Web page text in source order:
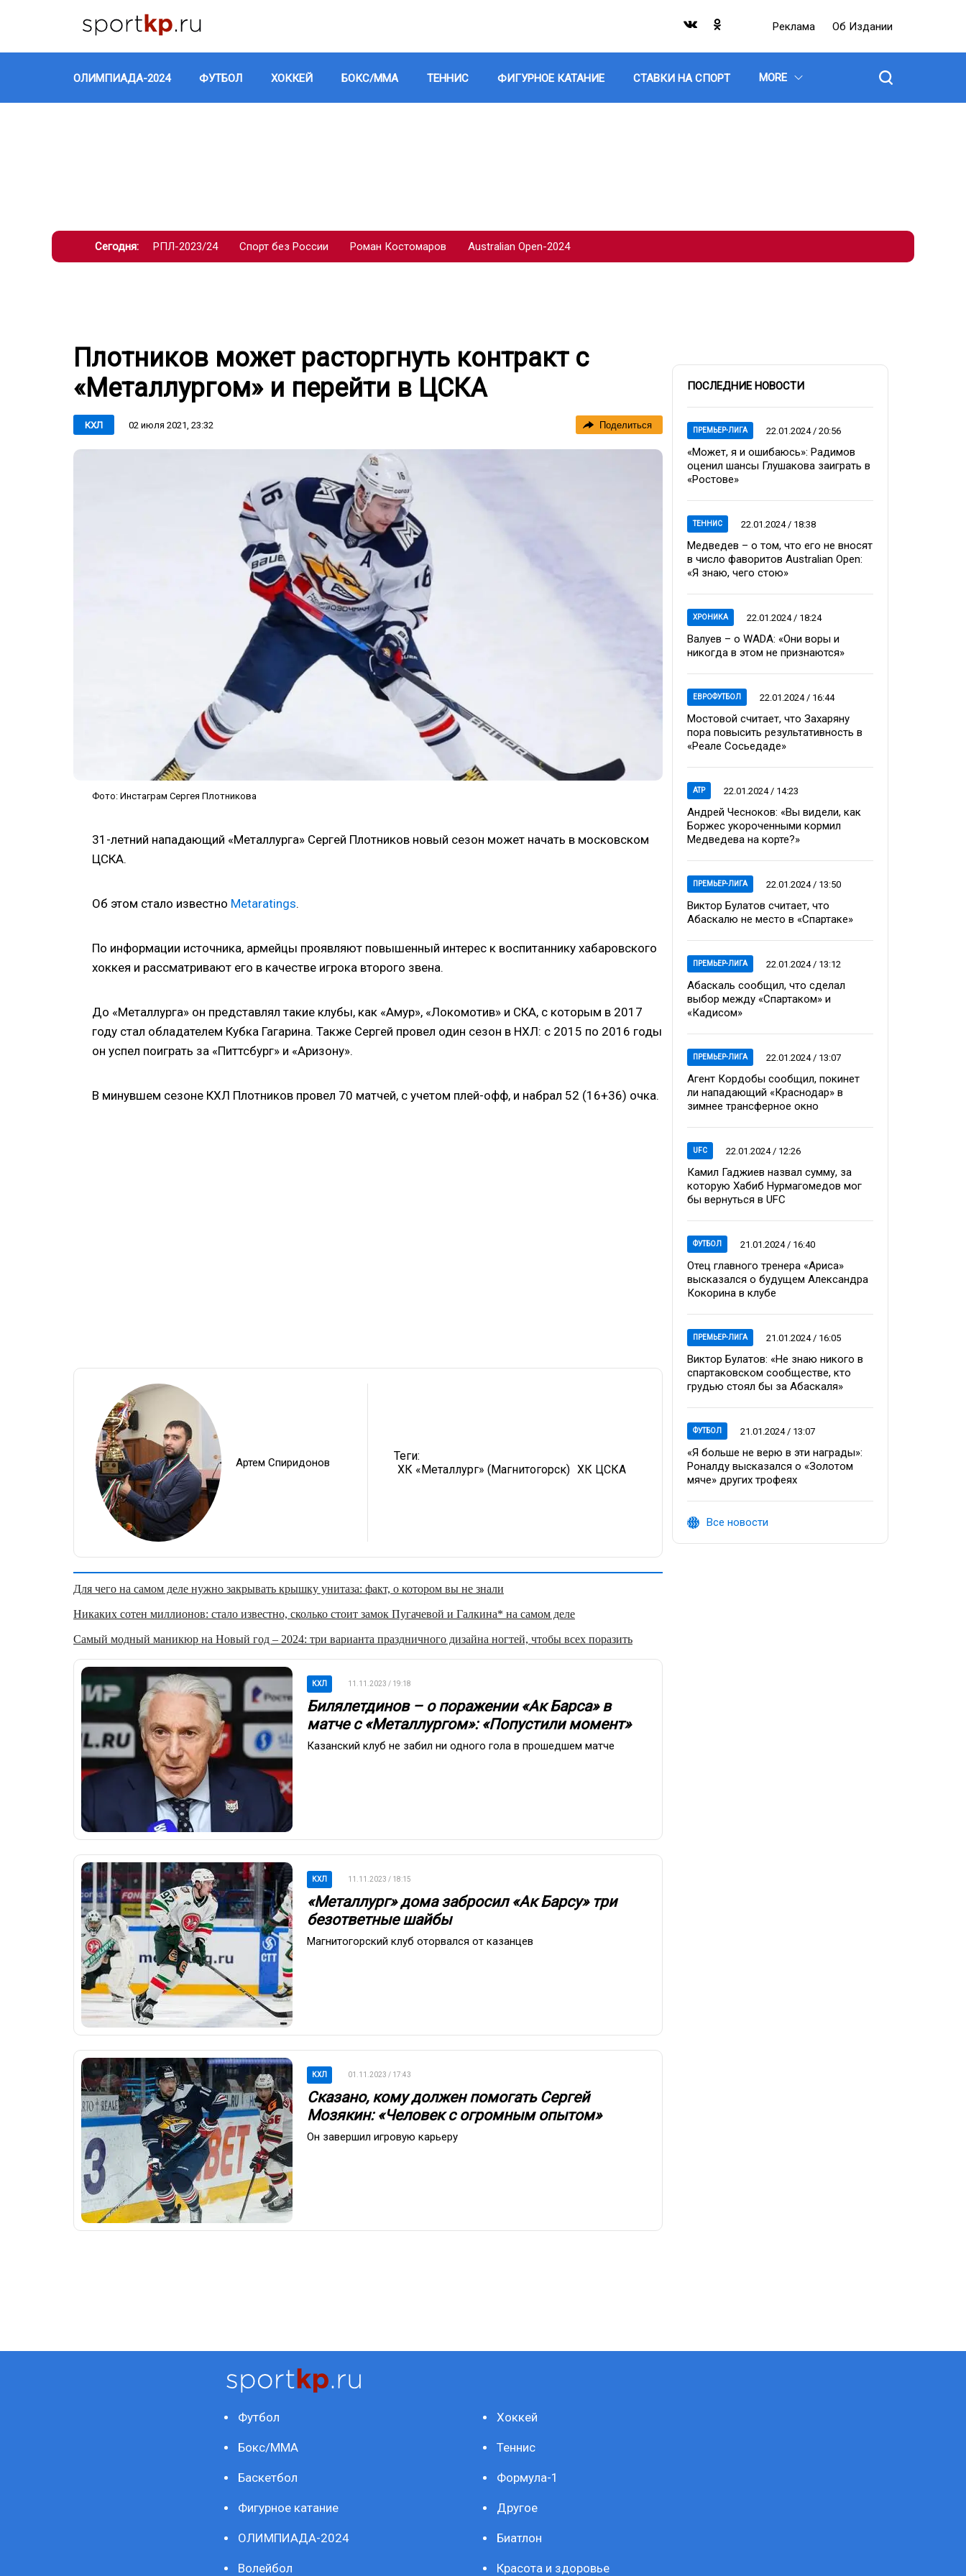
Реклама Об Издании
ОЛИМПИАДА-2024 ФУТБОЛ ХОККЕЙ БОКС/ММА ТЕННИС ФИГУРНОЕ КАТАНИЕ СТАВКИ НА СПОРТ MORE
Сегодня: РПЛ-2023/24 Спорт без России Роман Костомаров Australian Open-2024
Плотников может расторгнуть контракт с
«Металлургом» и перейти в ЦСКА
КХЛ 02 июля 2021, 23:32 Поделиться
Фото: Инстаграм Сергея Плотникова
31-летний нападающий «Металлурга» Сергей Плотников новый сезон может начать в московском
ЦСКА.
Об этом стало известно Metaratings.
По информации источника, армейцы проявляют повышенный интерес к воспитаннику хабаровского
хоккея и рассматривают его в качестве игрока второго звена.
До «Металлурга» он представлял такие клубы, как «Амур», «Локомотив» и СКА, с которым в 2017
году стал обладателем Кубка Гагарина. Также Сергей провел один сезон в НХЛ: с 2015 по 2016 годы
он успел поиграть за «Питтсбург» и «Аризону».
В минувшем сезоне КХЛ Плотников провел 70 матчей, с учетом плей-офф, и набрал 52 (16+36) очка.
Артем Спиридонов
Теги:
ХК «Металлург» (Магнитогорск) ХК ЦСКА
Для чего на самом деле нужно закрывать крышку унитаза: факт, о котором вы не знали
Никаких сотен миллионов: стало известно, сколько стоит замок Пугачевой и Галкина* на самом деле
Самый модный маникюр на Новый год – 2024: три варианта праздничного дизайна ногтей, чтобы всех поразить
КХЛ 11.11.2023 / 19:18
Билялетдинов – о поражении «Ак Барса» в
матче с «Металлургом»: «Попустили момент»
Казанский клуб не забил ни одного гола в прошедшем матче
КХЛ 11.11.2023 / 18:15
«Металлург» дома забросил «Ак Барсу» три
безответные шайбы
Магнитогорский клуб оторвался от казанцев
КХЛ 01.11.2023 / 17:43
Сказано, кому должен помогать Сергей
Мозякин: «Человек с огромным опытом»
Он завершил игровую карьеру
ПОСЛЕДНИЕ НОВОСТИ
ПРЕМЬЕР-ЛИГА 22.01.2024 / 20:56
«Может, я и ошибаюсь»: Радимов
оценил шансы Глушакова заиграть в
«Ростове»
ТЕННИС 22.01.2024 / 18:38
Медведев – о том, что его не вносят
в число фаворитов Australian Open:
«Я знаю, чего стою»
ХРОНИКА 22.01.2024 / 18:24
Валуев – о WADA: «Они воры и
никогда в этом не признаются»
ЕВРОФУТБОЛ 22.01.2024 / 16:44
Мостовой считает, что Захаряну
пора повысить результативность в
«Реале Сосьедаде»
ATP 22.01.2024 / 14:23
Андрей Чесноков: «Вы видели, как
Боржес укороченными кормил
Медведева на корте?»
ПРЕМЬЕР-ЛИГА 22.01.2024 / 13:50
Виктор Булатов считает, что
Абаскалю не место в «Спартаке»
ПРЕМЬЕР-ЛИГА 22.01.2024 / 13:12
Абаскаль сообщил, что сделал
выбор между «Спартаком» и
«Кадисом»
ПРЕМЬЕР-ЛИГА 22.01.2024 / 13:07
Агент Кордобы сообщил, покинет
ли нападающий «Краснодар» в
зимнее трансферное окно
UFC 22.01.2024 / 12:26
Камил Гаджиев назвал сумму, за
которую Хабиб Нурмагомедов мог
бы вернуться в UFC
ФУТБОЛ 21.01.2024 / 16:40
Отец главного тренера «Ариса»
высказался о будущем Александра
Кокорина в клубе
ПРЕМЬЕР-ЛИГА 21.01.2024 / 16:05
Виктор Булатов: «Не знаю никого в
спартаковском сообществе, кто
грудью стоял бы за Абаскаля»
ФУТБОЛ 21.01.2024 / 13:07
«Я больше не верю в эти награды»:
Роналду высказался о «Золотом
мяче» других трофеях
Все новости
Футбол Хоккей
Бокс/ММА Теннис
Баскетбол Формула-1
Фигурное катание Другое
ОЛИМПИАДА-2024 Биатлон
Волейбол Красота и здоровье